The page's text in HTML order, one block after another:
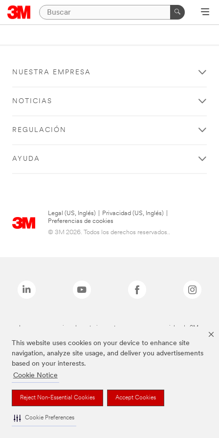
This website uses cookies on your device to enhance site
navigation, analyze site usage, and deliver you advertisements
based on your interests.
Cookie Notice
Reject Non-Essential Cookies Accept Cookies
Cookie Preferences
NUESTRA EMPRESA
NOTICIAS
REGULACIÓN
AYUDA
Legal (US, Inglés) Privacidad (US, Inglés)
Preferencias de cookies
© 3M 2026. Todos los derechos reservados..
Las marcas mencionadas anteriormente son marcas comerciales de 3M.